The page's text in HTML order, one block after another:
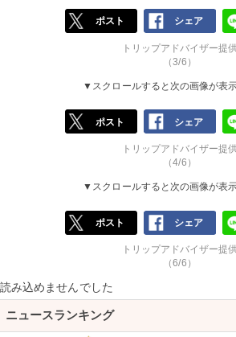
ポスト シェア
トリップアドバイザー提
（3/6）
▼スクロールすると次の画像が表
ポスト シェア
トリップアドバイザー提
（4/6）
▼スクロールすると次の画像が表
ポスト シェア
トリップアドバイザー提
（6/6）
読み込めませんでした
ニュースランキング